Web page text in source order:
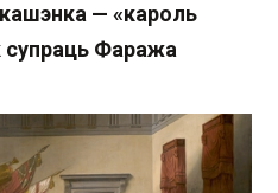
— «кароль
супраць Фаража